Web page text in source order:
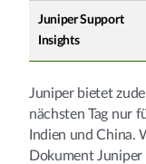
Juniper Support
Insights
Juniper bietet
nächsten Tag nur
Indien und China.
Dokument Juniper